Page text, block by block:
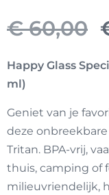
€60,00
Happy Glass
ml)
Geniet van je
deze
Tritan. BPA-vrij,
thuis, camping of
milieuvriendelijk,